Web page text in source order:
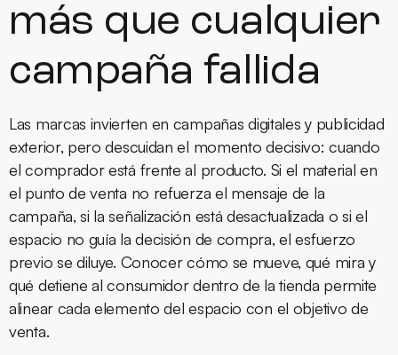
más que cualquier
campaña fallida
Las marcas invierten en campañas digitales y publicidad
exterior, pero descuidan el momento decisivo: cuando
el comprador está frente al producto. Si el material en
el punto de venta no refuerza el mensaje de la
campaña, si la señalización está desactualizada o si el
espacio no guía la decisión de compra, el esfuerzo
previo se diluye. Conocer cómo se mueve, qué mira y
qué detiene al consumidor dentro de la tienda permite
alinear cada elemento del espacio con el objetivo de
venta.